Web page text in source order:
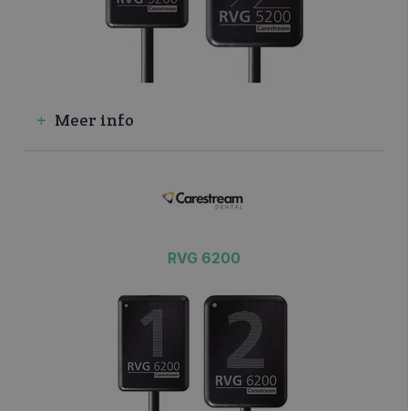
Meer info
>> VRAAG INFO / OFFERTE
RVG 6200